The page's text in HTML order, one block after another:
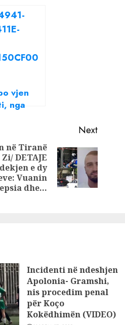
vjen
nga
Next
në Tiranë
DETAJE
e dy
Vuanin
dhe…
Incidenti në ndeshjen
Apolonia- Gramshi,
nis procedim penal
për Koço
Kokëdhimën (VIDEO)